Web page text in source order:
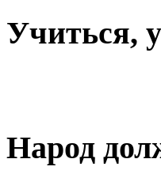
Учиться,
Народ